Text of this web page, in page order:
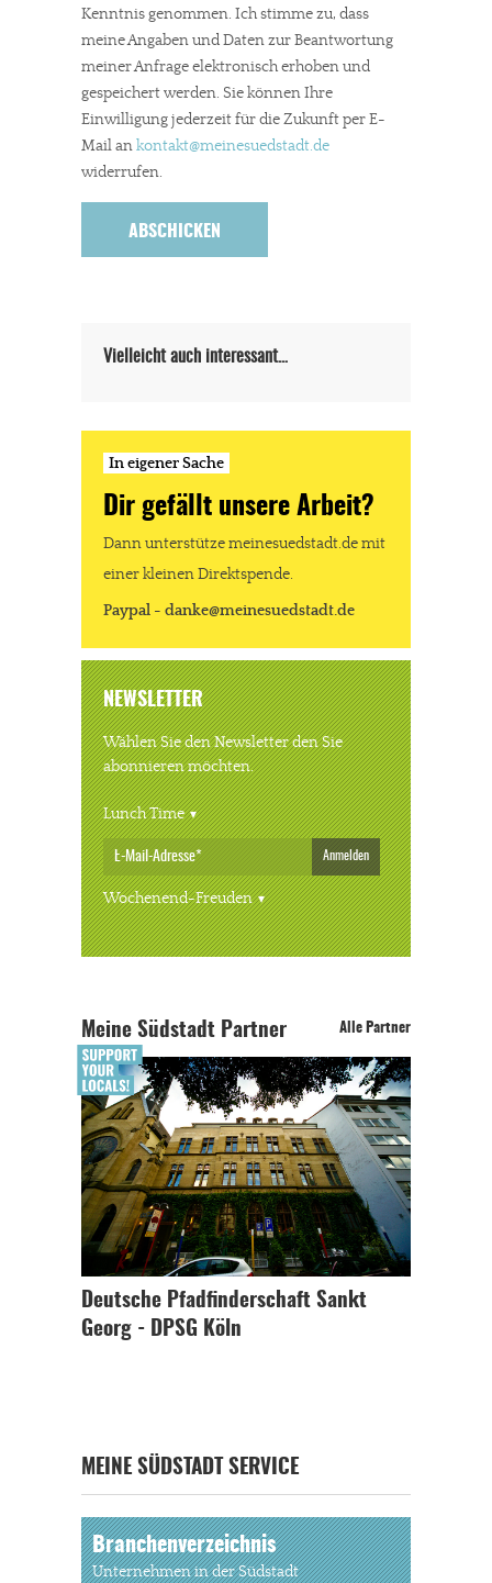
In eigener Sache
Dir gefällt unsere Arbeit?
meinesuedstadt.de finanziert sich durch Partnerprofile und
kannst Du uns mit einer kleinen Spende unterstützen.
JETZT SPENDEN Schon erledigt!
Kenntnis genommen. Ich stimme zu, dass
meine Angaben und Daten zur Beantwortung
meiner Anfrage elektronisch erhoben und
gespeichert werden. Sie können Ihre
Einwilligung jederzeit für die Zukunft per E-
Mail ankontakt@meinesuedstadt.de
widerrufen.
Vielleicht auch interessant…
In eigener Sache
Dir gefällt unsere Arbeit?
Dann unterstütze meinesuedstadt.de mit
einer kleinen Direktspende.
Paypal - danke@meinesuedstadt.de
NEWSLETTER
Wählen Sie den Newsletter den Sie
abonnieren möchten.
Lunch Time
Anmelden
Wochenend-Freuden
Meine Südstadt Partner Alle Partner
Deutsche Pfadfinderschaft Sankt
Georg - DPSG Köln
MEINE SÜDSTADT SERVICE
Branchenverzeichnis
Unternehmen in der Südstadt